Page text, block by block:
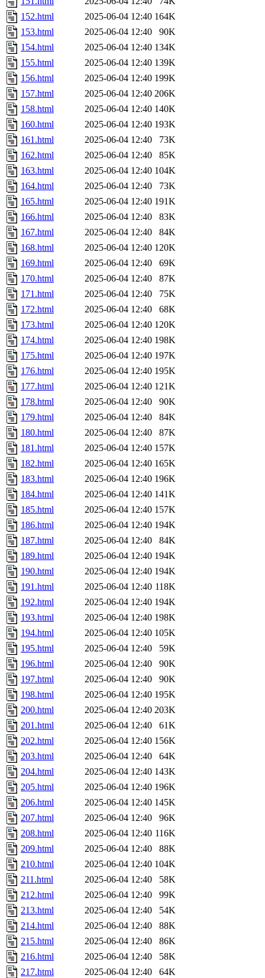
152.html
2025-06-04 12:40 164K
153.html
2025-06-04 12:40
90K
154.html
2025-06-04 12:40 134K
155.html
2025-06-04 12:40 139K
156.html
2025-06-04 12:40 199K
157.html
2025-06-04 12:40 206K
158.html
2025-06-04 12:40 140K
160.html
2025-06-04 12:40 193K
161.html
2025-06-04 12:40
73K
162.html
2025-06-04 12:40
85K
163.html
2025-06-04 12:40 104K
164.html
2025-06-04 12:40
73K
165.html
2025-06-04 12:40 191K
166.html
2025-06-04 12:40
83K
167.html
2025-06-04 12:40
84K
168.html
2025-06-04 12:40 120K
169.html
2025-06-04 12:40
69K
170.html
2025-06-04 12:40
87K
171.html
2025-06-04 12:40
75K
172.html
2025-06-04 12:40
68K
173.html
2025-06-04 12:40 120K
174.html
2025-06-04 12:40 198K
175.html
2025-06-04 12:40 197K
176.html
2025-06-04 12:40 195K
177.html
2025-06-04 12:40 121K
178.html
2025-06-04 12:40
90K
179.html
2025-06-04 12:40
84K
180.html
2025-06-04 12:40
87K
181.html
2025-06-04 12:40 157K
182.html
2025-06-04 12:40 165K
183.html
2025-06-04 12:40 196K
184.html
2025-06-04 12:40 141K
185.html
2025-06-04 12:40 157K
186.html
2025-06-04 12:40 194K
187.html
2025-06-04 12:40
84K
189.html
2025-06-04 12:40 194K
190.html
2025-06-04 12:40 194K
191.html
2025-06-04 12:40 118K
192.html
2025-06-04 12:40 194K
193.html
2025-06-04 12:40 198K
194.html
2025-06-04 12:40 105K
195.html
2025-06-04 12:40
59K
196.html
2025-06-04 12:40
90K
197.html
2025-06-04 12:40
90K
198.html
2025-06-04 12:40 195K
200.html
2025-06-04 12:40 203K
201.html
2025-06-04 12:40
61K
202.html
2025-06-04 12:40 156K
203.html
2025-06-04 12:40
64K
204.html
2025-06-04 12:40 143K
205.html
2025-06-04 12:40 196K
206.html
2025-06-04 12:40 145K
207.html
2025-06-04 12:40
96K
208.html
2025-06-04 12:40 116K
209.html
2025-06-04 12:40
88K
210.html
2025-06-04 12:40 104K
211.html
2025-06-04 12:40
58K
212.html
2025-06-04 12:40
99K
213.html
2025-06-04 12:40
54K
214.html
2025-06-04 12:40
88K
215.html
2025-06-04 12:40
86K
216.html
2025-06-04 12:40
58K
217.html
2025-06-04 12:40
64K